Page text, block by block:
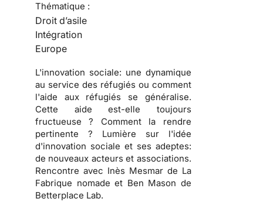
Thématique :
Droit d’asile
Intégration
Europe
L'innovation sociale: une dynamique
au service des réfugiés ou comment
l'aide aux réfugiés se généralise.
Cette aide est-elle toujours
fructueuse ? Comment la rendre
pertinente ? Lumière sur l'idée
d'innovation sociale et ses adeptes:
de nouveaux acteurs et associations.
Rencontre avec Inès Mesmar de La
Fabrique nomade et Ben Mason de
Betterplace Lab.